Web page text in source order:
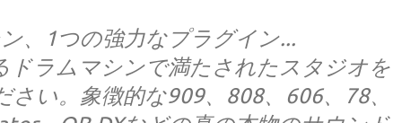
、1つの強力なプラグイン...
ドラムマシンで満たされたスタジオを
い。象徴的な909、808、606、78、